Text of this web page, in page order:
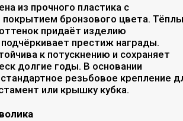
из прочного пластика с
покрытием бронзового цвета.
придаёт изделию
престиж награды.
к потускнению и сохраняет
долгие годы. В основании
резьбовое крепление
или крышку кубка.